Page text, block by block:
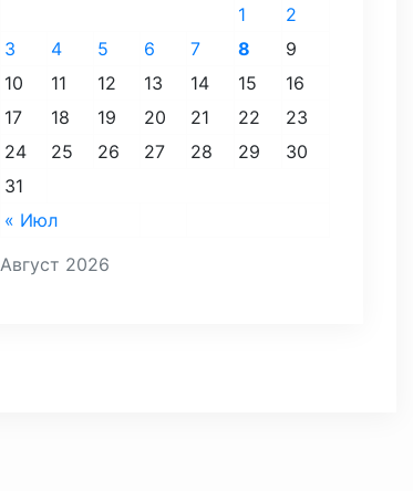
Август 2026
« Июл
1
2
3
4 5 6 7 8
9
10
11 12 13 14 15
16
17
18 19 20 21 22
23
24
25 26 27 28 29
30
31